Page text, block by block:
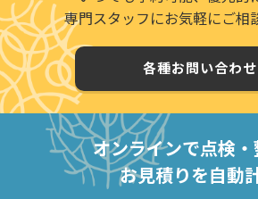
専門スタッフにお気軽にご相
各種お問い合わせ
オンラインで点検・
お見積りを自動